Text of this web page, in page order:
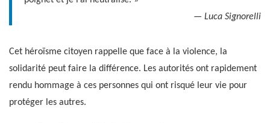
— Luca Signorelli
Cet héroïsme citoyen rappelle que face à la violence, la
solidarité peut faire la différence. Les autorités ont rapidement
rendu hommage à ces personnes qui ont risqué leur vie pour
protéger les autres.